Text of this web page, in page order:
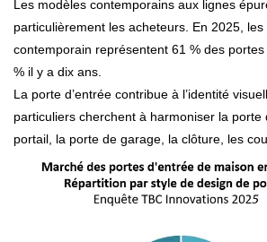
Les modèles contemporains aux lignes
particulièrement les acheteurs. En 2025,
contemporain représentent 61 % des
% il y a dix ans.
La porte d’entrée contribue à l’identité
particuliers cherchent à harmoniser la porte
portail, la porte de garage, la clôture, les